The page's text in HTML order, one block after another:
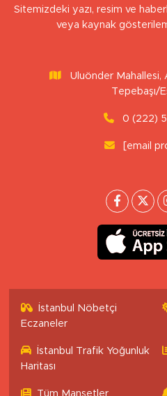
Sitemizdeki yazı, resim ve
veya kaynak
Uluönder
Tepebaşı/
0 (222)
[email
İstanbul Nöbetçi
Eczaneler
İstanbul Trafik Yoğunluk
Haritası
Tüm Manşetler